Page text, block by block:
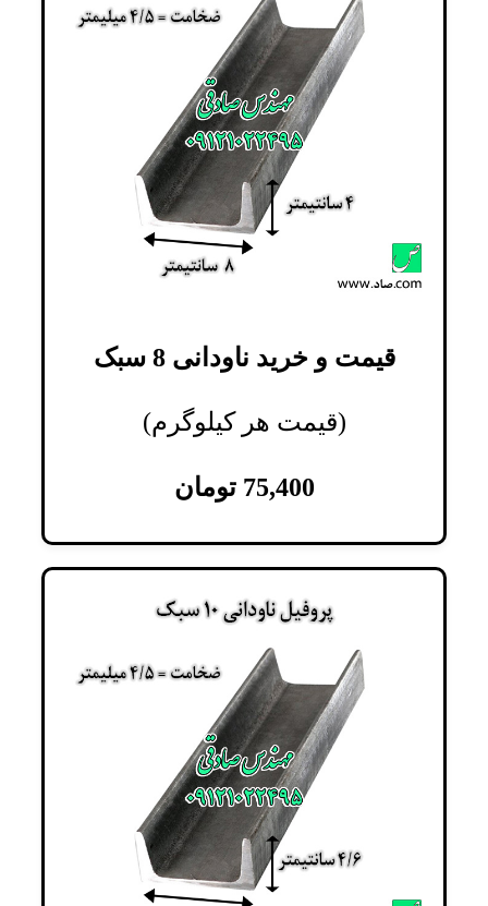
قیمت و خرید ناودانی 8 سبک
(قیمت هر کیلوگرم)
75,400 تومان